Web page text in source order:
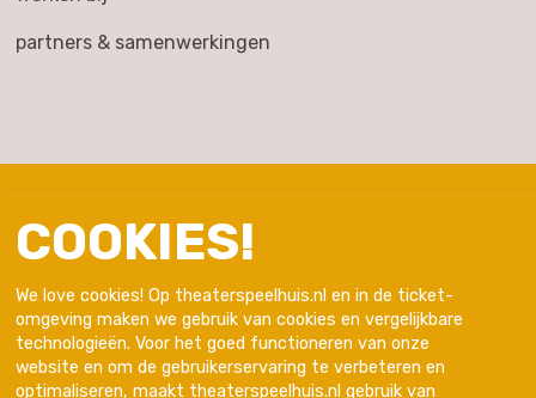
COOKIES!
We love cookies! Op theaterspeelhuis.nl en in de ticket-
omgeving maken we gebruik van cookies en vergelijkbare
technologieën. Voor het goed functioneren van onze
website en om de gebruikerservaring te verbeteren en
optimaliseren, maakt theaterspeelhuis.nl gebruik van
partners & samenwerkingen